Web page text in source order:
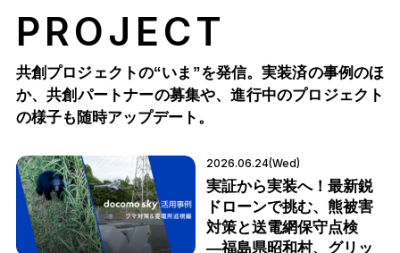
PROJECT
共創プロジェクトの“いま”を発信。実装済の事例のほ
か、共創パートナーの募集や、進行中のプロジェクト
の様子も随時アップデート。
2026.06.24(Wed)
実証から実装へ！最新鋭
ドローンで挑む、熊被害
対策と送電網保守点検
―福島県昭和村、グリッ